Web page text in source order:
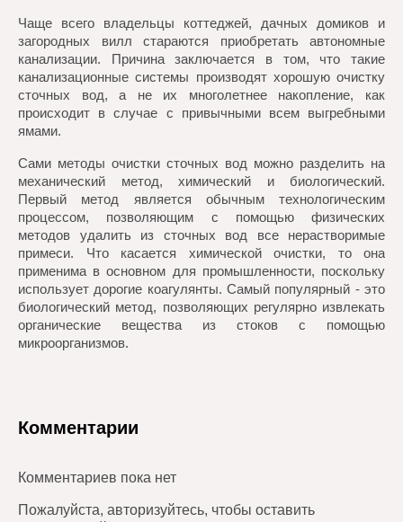
Чаще всего владельцы коттеджей, дачных домиков и
загородных вилл стараются приобретать автономные
канализации. Причина заключается в том, что такие
канализационные системы производят хорошую очистку
сточных вод, а не их многолетнее накопление, как
происходит в случае с привычными всем выгребными
ямами.
Сами методы очистки сточных вод можно разделить на
механический метод, химический и биологический.
Первый метод является обычным технологическим
процессом, позволяющим с помощью физических
методов удалить из сточных вод все нерастворимые
примеси. Что касается химической очистки, то она
применима в основном для промышленности, поскольку
использует дорогие коагулянты. Самый популярный - это
биологический метод, позволяющих регулярно извлекать
органические вещества из стоков с помощью
микроорганизмов.
Комментарии
Комментариев пока нет
Пожалуйста, авторизуйтесь, чтобы оставить